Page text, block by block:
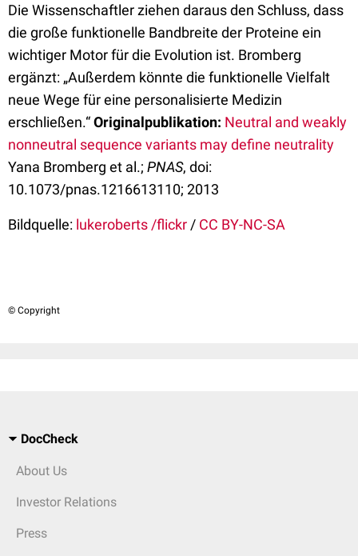
Die Wissenschaftler ziehen daraus den Schluss, dass
die große funktionelle Bandbreite der Proteine ein
wichtiger Motor für die Evolution ist. Bromberg
ergänzt: „Außerdem könnte die funktionelle Vielfalt
neue Wege für eine personalisierte Medizin
erschließen.“Originalpublikation: Neutral and weakly
nonneutral sequence variants may define neutrality
Yana Bromberg et al.; PNAS, doi:
10.1073/pnas.1216613110; 2013
Bildquelle: lukeroberts /flickr / CC BY-NC-SA
© Copyright
DocCheck
About Us
Investor Relations
Press